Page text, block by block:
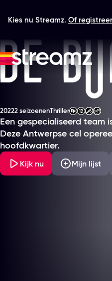
Kies nu Streamz. Of registreer
De Bunker
Productiejaar
20222 seizoenen
Genre Thriller
Leeftijdsclassificatie
Een gespecialiseerd team
Deze Antwerpse cel
hoofdkwartier.
Kijk nu Mijn lijst